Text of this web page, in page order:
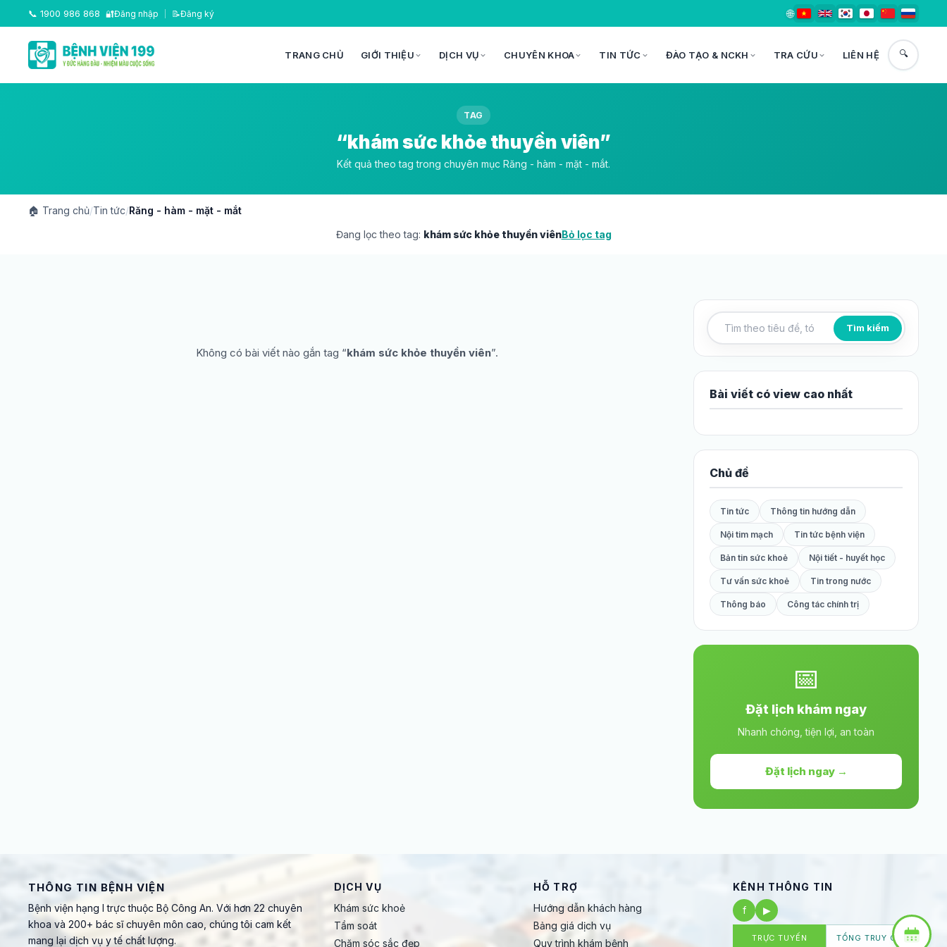
📞 1900 986 868 🔐Đăng nhập 📝Đăng ký 🌐
TRANG CHỦ GIỚI THIỆU DỊCH VỤ CHUYÊN KHOA TIN TỨC ĐÀO TẠO & NCKH TRA CỨU LIÊN HỆ 🔍
TAG
“khám sức khỏe thuyền viên”
Kết quả theo tag trong chuyên mục Răng - hàm - mặt - mắt.
🏠 Trang chủ/Tin tức/Răng - hàm - mặt - mắt
Đang lọc theo tag: khám sức khỏe thuyền viênBỏ lọc tag
Không có bài viết nào gắn tag “khám sức khỏe thuyền viên”.
Tìm kiếm bài viết
Tìm kiếm
Bài viết có view cao nhất
Chủ đề
Tin tức Thông tin hướng dẫn
Nội tim mạch Tin tức bệnh viện
Bản tin sức khoẻ Nội tiết - huyết học
Tư vấn sức khoẻ Tin trong nước
Thông báo Công tác chính trị
📅
Đặt lịch khám ngay
Nhanh chóng, tiện lợi, an toàn
Đặt lịch ngay →
THÔNG TIN BỆNH VIỆN
Bệnh viện hạng I trực thuộc Bộ Công An. Với hơn 22 chuyên
khoa và 200+ bác sĩ chuyên môn cao, chúng tôi cam kết
mang lại dịch vụ y tế chất lượng.
DỊCH VỤ
Khám sức khoẻ
Tầm soát
Chăm sóc sắc đẹp
HỖ TRỢ
Hướng dẫn khách hàng
Bảng giá dịch vụ
Quy trình khám bệnh
KÊNH THÔNG TIN
f
▶
TRỰC TUYẾN TỔNG TRUY CẬP